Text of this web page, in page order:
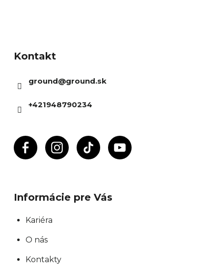
Kontakt
ground@ground.sk
+421948790234
Informácie pre Vás
Kariéra
O nás
Kontakty